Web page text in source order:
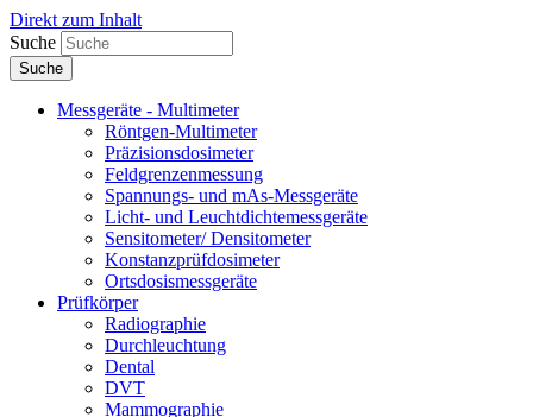
Direkt zum Inhalt
Suche
Messgeräte - Multimeter
Röntgen-Multimeter
Präzisionsdosimeter
Feldgrenzenmessung
Spannungs- und mAs-Messgeräte
Licht- und Leuchtdichtemessgeräte
Sensitometer/ Densitometer
Konstanzprüfdosimeter
Ortsdosismessgeräte
Prüfkörper
Radiographie
Durchleuchtung
Dental
DVT
Mammographie